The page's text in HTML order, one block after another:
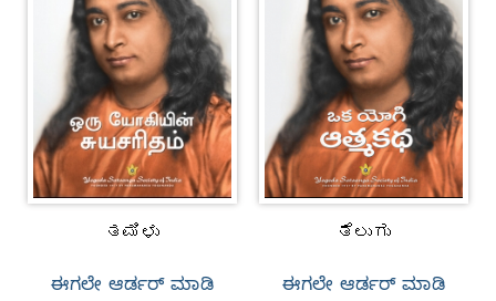
ತಮಿಳು
ಈಗಲೇ ಆರ್ಡರ್‌ ಮಾಡಿ
ತೆಲುಗು
ಈಗಲೇ ಆರ್ಡರ್‌ ಮಾಡಿ